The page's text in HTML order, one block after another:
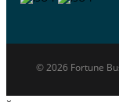
© 2026 Fortune